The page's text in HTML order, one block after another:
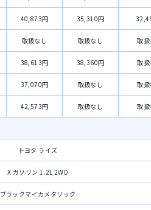
40,873円 35,310円
取扱なし 取扱なし 取扱
38,613円 38,360円 取扱
37,070円 取扱なし 取扱
42,573円 取扱なし 取扱
トヨタ ライズ
X ガソリン 1.2L 2WD
ブラックマイカメタリック